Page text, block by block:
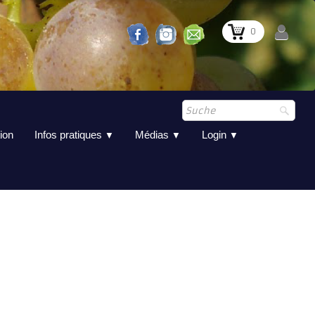
0
Infos pratiques ▼ Médias ▼ Login ▼